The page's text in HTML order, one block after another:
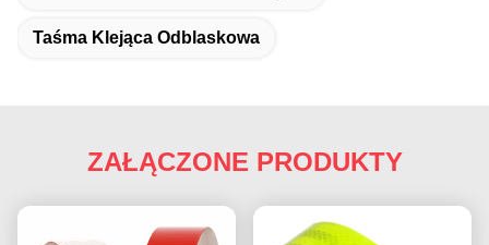
Taśma Klejąca Odblaskowa
ZAŁĄCZONE PRODUKTY